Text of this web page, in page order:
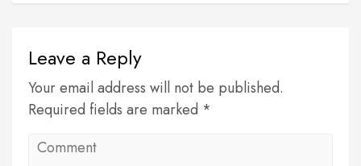
Leave a Reply
Your email address will not be published.
Required fields are marked *